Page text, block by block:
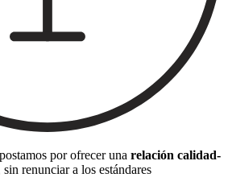
por ofrecer una relación calidad-
sin renunciar a los estándares